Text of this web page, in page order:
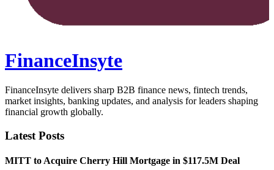
FinanceInsyte
FinanceInsyte delivers sharp B2B finance news, fintech trends,
market insights, banking updates, and analysis for leaders shaping
financial growth globally.
Latest Posts
MITT to Acquire Cherry Hill Mortgage in $117.5M Deal